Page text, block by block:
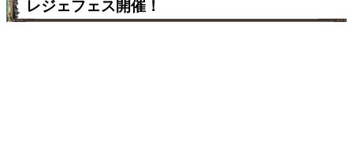
レジェフェス開催！